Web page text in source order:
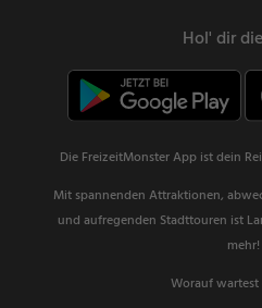
Hol' dir
Die FreizeitMonster App ist dein
Mit spannenden Attraktionen,
und aufregenden Stadttouren ist
mehr!
Worauf